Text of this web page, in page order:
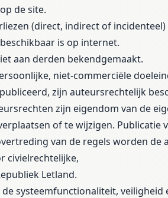
de site.
(direct, indirect of
is op internet.
aan derden bekendgemaakt.
niet-commerciële
zijn auteursrechtelijk
zijn eigendom van de
of te wijzigen. Publicatie
van de regels worden
civielrechtelijke,
Letland.
systeemfunctionaliteit, veiligheid